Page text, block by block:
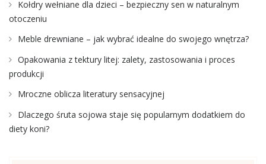
Kołdry wełniane dla dzieci – bezpieczny sen w naturalnym
otoczeniu
Meble drewniane – jak wybrać idealne do swojego wnętrza?
Opakowania z tektury litej: zalety, zastosowania i proces
produkcji
Mroczne oblicza literatury sensacyjnej
Dlaczego śruta sojowa staje się popularnym dodatkiem do
diety koni?